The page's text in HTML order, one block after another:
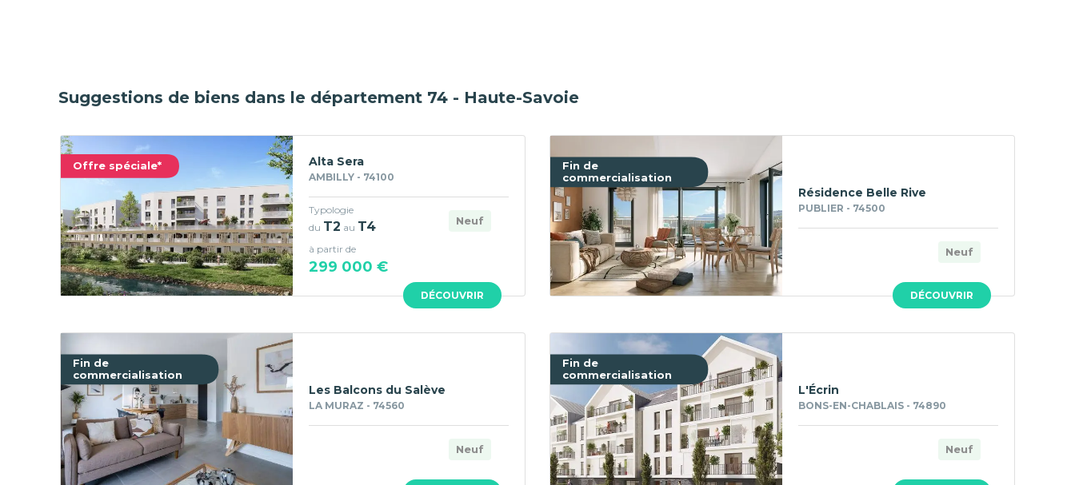
Suggestions de biens dans le département 74 - Haute-Savoie
Offre spéciale*
DÉCOUVRIR
Alta Sera
AMBILLY - 74100
Neuf
Typologie
du T2 au T4
à partir de
299 000 €
Fin de
commercialisation
DÉCOUVRIR
Résidence Belle Rive
PUBLIER - 74500
Neuf
Fin de
commercialisation
Les Balcons du Salève
LA MURAZ - 74560
Neuf
Fin de
commercialisation
L'Écrin
BONS-EN-CHABLAIS - 74890
Neuf